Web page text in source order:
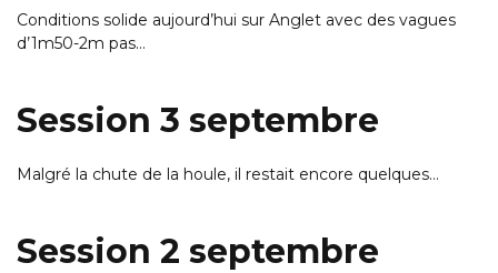
Conditions solide aujourd’hui sur Anglet avec des vagues
d’1m50-2m pas…
Session 3 septembre
Malgré la chute de la houle, il restait encore quelques…
Session 2 septembre